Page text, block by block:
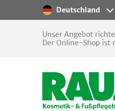
Deutschland
Unser Angebot
Der Online-Shop ist